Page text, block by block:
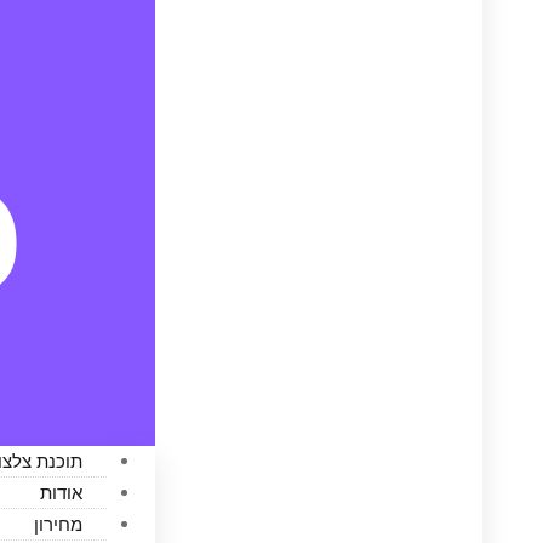
תוכנת
אודות
מחירון